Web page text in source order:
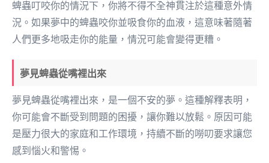
蜱蟲叮咬你的情況下，你將不得不全神貫注於這種意外情
況。如果夢中的蜱蟲咬你並吸食你的血液，這意味著隨著
人們更多地吸走你的能量，情況可能會變得更糟。
夢見蜱蟲從嘴裡出來
夢見蜱蟲從嘴裡出來，是一個不安的夢。這種解釋表明，
你可能會不斷受到問題的困擾，讓你難以放鬆。原因可能
是壓力很大的家庭和工作環境，持續不斷的嘮叨要求讓您
感到惱火和警惕。